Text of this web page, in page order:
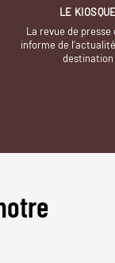
LE
La revue de presse
informe de
destination